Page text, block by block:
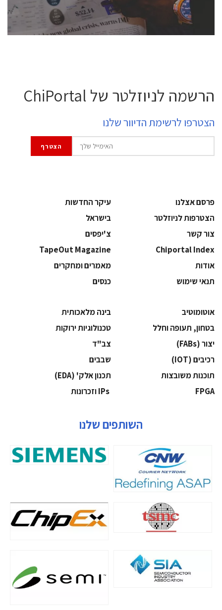
לחץ לפרטים
הרשמה לניוזלטר של ChiPortal
הצטרפו לרשימת הדיוור שלנו
פרסם אצלנו
עיקר החדשות
הצטרפות לניוזלטר
בישראל
צור קשר
צ'יפסים
Chiportal Index
TapeOut Magazine
אודות
מאמרים ומחקרים
תנאי שימוש
כנסים
אוטומוטיב
בינה מלאכותית
בטחון, תעופה וחלל
‫טכנולוגיות ירוקות‬
‫יצור (‪(FABs‬‬
‫צב"ד‬
‫רכיבים‬ (IOT)
‫שבבים‬
‫תוכנות משובצות‬
‫תכנון אלק' (‪(EDA‬‬
‫‪FPGA‬‬
השותפים שלנו